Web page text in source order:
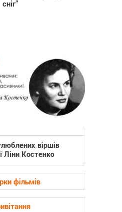
сніг”
віршів
Ліни Костенко
фільмів